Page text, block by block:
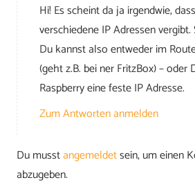
Hi! Es scheint da ja irgendwie,
verschiedene IP Adressen
Du kannst also entweder im
(geht z.B. bei ner FritzBox) – oder
Raspberry eine feste IP Adresse.
Zum Antworten anmelden
Du musstangemeldetsein, um einen
abzugeben.